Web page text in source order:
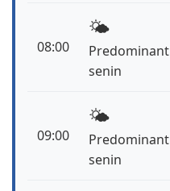
08:00
🌤️
Predominant
senin
09:00
🌤️
Predominant
senin